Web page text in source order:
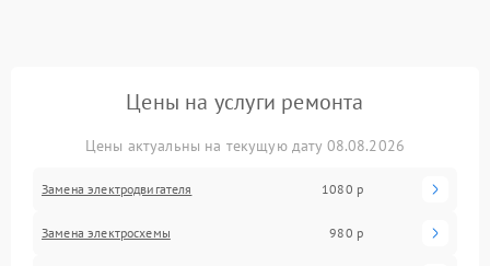
Цены на услуги ремонта
Цены актуальны на текущую дату 08.08.2026
Замена электродвигателя 1080 р
Замена электросхемы 980 р